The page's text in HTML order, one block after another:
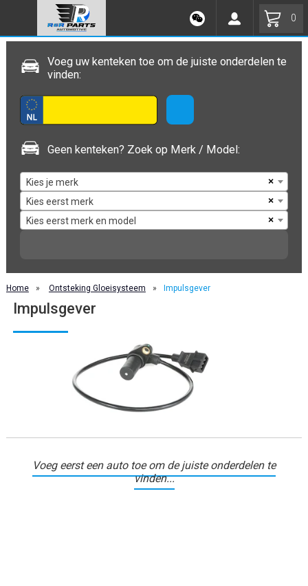
0
Voeg uw kenteken toe om de juiste onderdelen te
vinden:
Geen kenteken? Zoek op Merk / Model:
×
Kies je merk
×
Kies eerst merk
×
Kies eerst merk en model
Home » Ontsteking Gloeisysteem » Impulsgever
Impulsgever
Voeg eerst een auto toe om de juiste onderdelen te
vinden...